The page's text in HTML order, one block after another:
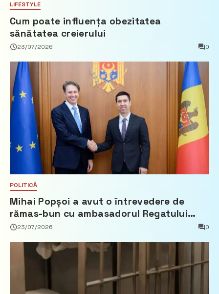
LIFESTYLE
Cum poate influența obezitatea
sănătatea creierului
23/07/2026 0
POLITICĂ
Mihai Popșoi a avut o întrevedere de
rămas-bun cu ambasadorul Regatului
Țărilor de Jos, Fred Duijn
23/07/2026 0